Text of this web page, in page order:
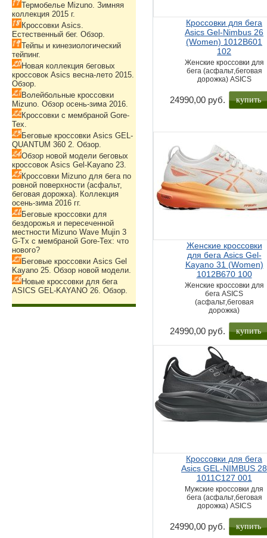
Кроссовки для бега
Asics Gel-Nimbus 26
(Women) 1012B601
102
Женские кроссовки для
бега (асфальт,беговая
дорожка) ASICS
24990,00 руб. купить
Женские кроссовки
для бега Asics Gel-
Kayano 31 (Women)
1012B670 100
Женские кроссовки для
бега ASICS
(асфальт,беговая
дорожка)
24990,00 руб. купить
Кроссовки для бега
Asics GEL-NIMBUS 28
1011C127 001
Мужские кроссовки для
бега (асфальт,беговая
дорожка) ASICS
24990,00 руб. купить
Термобелье Mizuno. Зимняя
коллекция 2015 г.
Кроссовки Asics.
Естественный бег. Обзор.
Тейпы и кинезиологический
тейпинг.
Новая коллекция беговых
кроссовок Asics весна-лето 2015.
Обзор.
Волейбольные кроссовки
Mizuno. Обзор осень-зима 2016.
Кроссовки с мембраной Gore-
Tex.
Беговые кроссовки Asics GEL-
QUANTUM 360 2. Обзор.
Обзор новой модели беговых
кроссовок Asics Gel-Kayano 23.
Кроссовки Mizuno для бега по
ровной поверхности (асфальт,
беговая дорожка). Коллекция
осень-зима 2016 гг.
Беговые кроссовки для
бездорожья и пересеченной
местности Mizuno Wave Mujin 3
G-Tx с мембраной Gore-Tex: что
нового?
Беговые кроссовки Asics Gel
Kayano 25. Обзор новой модели.
Новые кроссовки для бега
ASICS GEL-KAYANO 26. Обзор.